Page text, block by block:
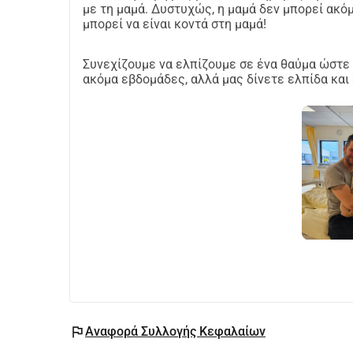
με τη μαμά. Δυστυχώς, η μαμά δεν μπορεί
μπορεί να είναι κοντά στη μαμά!
Συνεχίζουμε να ελπίζουμε σε ένα θαύμα
ακόμα εβδομάδες, αλλά μας δίνετε ελπίδα και
flagΑναφορά Συλλογής Κεφαλαίων